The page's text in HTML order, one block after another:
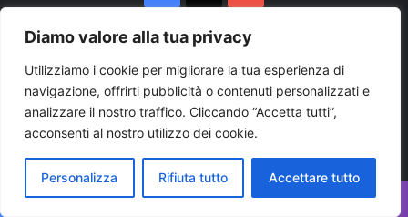
Diamo valore alla tua privacy
Utilizziamo i cookie per migliorare la tua esperienza di
navigazione, offrirti pubblicità o contenuti personalizzati e
analizzare il nostro traffico. Cliccando “Accetta tutti”,
acconsenti al nostro utilizzo dei cookie.
Personalizza Rifiuta tutto Accettare tutto
Inserisci
indirizzo